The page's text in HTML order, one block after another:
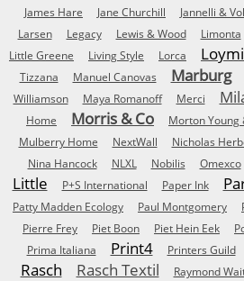
James Hare
Jane Churchill Jannelli &
Larsen
Legacy Lewis & Wood Limonta
Little Greene
Living Style Lorca
Tizzana
Manuel Canovas Marburg
Williamson
Maya Romanoff Merci
Home
Morris & Co Morton Young
Mulberry Home
NextWall Nicholas
Nina Hancock NLXL Nobilis Omexco
Little
P+S International Paper Ink
Patty Madden Ecology
Paul Montgomery
Pierre Frey
Piet Boon Piet Hein Eek
Prima Italiana
Print4 Printers Guild
Rasch Rasch Textil Raymond